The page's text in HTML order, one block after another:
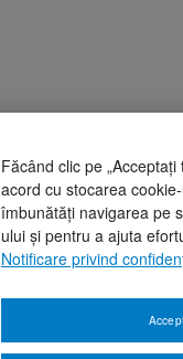
Făcând clic pe
acord cu stocarea
îmbunătăți navigarea pe
ului și pentru a ajuta
Notificare privind